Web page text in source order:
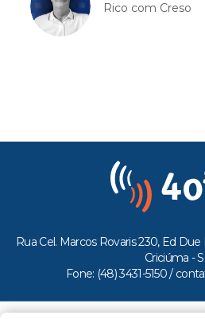
Rico com Creso
Rua Cel. Marcos Rovaris 230, Ed Due
Criciúma -
Fone: (48) 3431-5150 /